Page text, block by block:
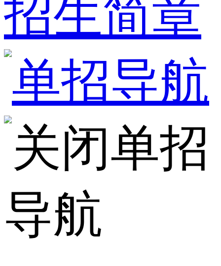
招生简章
单招
导航